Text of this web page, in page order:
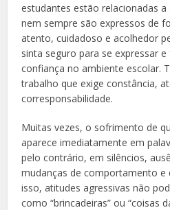
estudantes estão relacionadas
nem sempre são expressos de
atento, cuidadoso e acolhedor
sinta seguro para se expressar
confiança no ambiente escolar.
trabalho que exige constância,
corresponsabilidade.
Muitas vezes, o sofrimento de
aparece imediatamente em
pelo contrário, em silêncios,
mudanças de comportamento e
isso, atitudes agressivas não
como “brincadeiras” ou “coisas